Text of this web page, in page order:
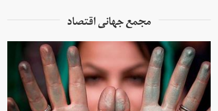
مجمع جهانی اقتصاد